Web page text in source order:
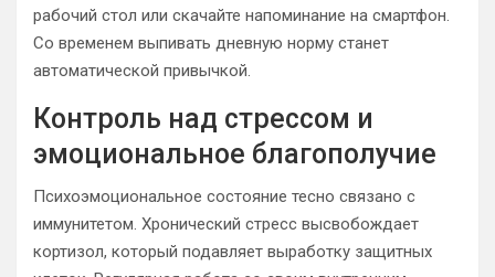
рабочий стол или скачайте напоминание на смартфон.
Со временем выпивать дневную норму станет
автоматической привычкой.
Контроль над стрессом и
эмоциональное благополучие
Психоэмоциональное состояние тесно связано с
иммунитетом. Хронический стресс высвобождает
кортизол, который подавляет выработку защитных